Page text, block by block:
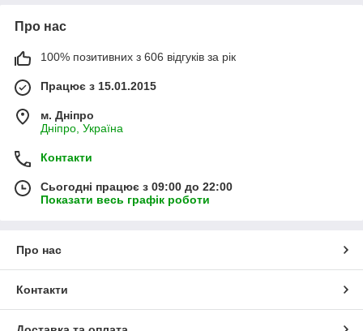
Про нас
100% позитивних з 606 відгуків за рік
Працює з 15.01.2015
м. Дніпро
Дніпро, Україна
Контакти
Сьогодні працює з 09:00 до 22:00
Показати весь графік роботи
Про нас
Контакти